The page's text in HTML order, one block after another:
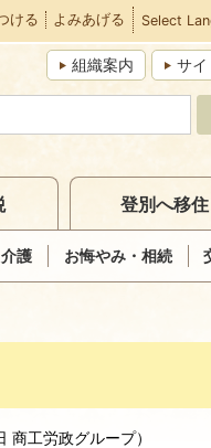
ける よみあげる Select
組織案内 サ
護 お悔やみ・相続
登別へ移住
商工労政グループ）